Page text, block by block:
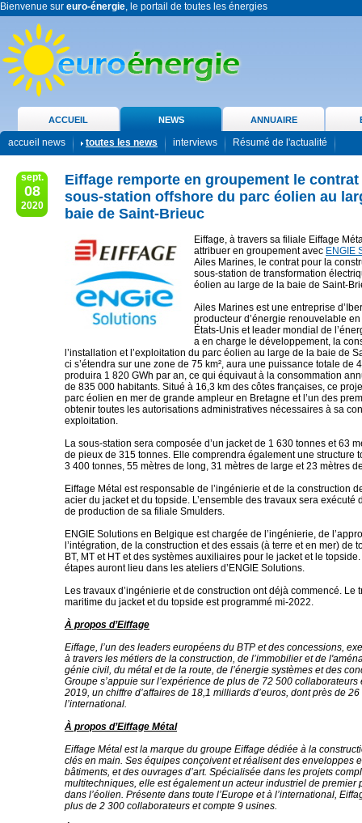
Bienvenue sur euro-énergie, le portail de toutes les énergies
ACCUEIL NEWS ANNUAIRE
accueil news toutes les news interviews Résumé de l'actualité
sept.
08
2020
Eiffage remporte en groupement le
sous-station offshore du parc éolien au
baie de Saint-Brieuc
Eiffage, à travers sa filiale Eiffage
attribuer en groupement avec ENGIE
Ailes Marines, le contrat pour la
sous-station de transformation
éolien au large de la baie de Saint-
Ailes Marines est une entreprise
producteur d’énergie renouvelable
États-Unis et leader mondial de
a en charge le développement, la
l’installation et l’exploitation du parc éolien au large de la baie de
ci s’étendra sur une zone de 75 km², aura une puissance totale de
produira 1 820 GWh par an, ce qui équivaut à la consommation
de 835 000 habitants. Situé à 16,3 km des côtes françaises, ce
parc éolien en mer de grande ampleur en Bretagne et l’un des
obtenir toutes les autorisations administratives nécessaires à sa
exploitation.
La sous-station sera composée d’un jacket de 1 630 tonnes et 63
de pieux de 315 tonnes. Elle comprendra également une structure
3 400 tonnes, 55 mètres de long, 31 mètres de large et 23 mètres
Eiffage Métal est responsable de l’ingénierie et de la construction
acier du jacket et du topside. L’ensemble des travaux sera exécuté
de production de sa filiale Smulders.
ENGIE Solutions en Belgique est chargée de l’ingénierie, de
l’intégration, de la construction et des essais (à terre et en mer) de
BT, MT et HT et des systèmes auxiliaires pour le jacket et le
étapes auront lieu dans les ateliers d’ENGIE Solutions.
Les travaux d’ingénierie et de construction ont déjà commencé. Le
maritime du jacket et du topside est programmé mi-2022.
À propos d’Eiffage
Eiffage, l’un des leaders européens du BTP et des concessions,
à travers les métiers de la construction, de l’immobilier et de
génie civil, du métal et de la route, de l’énergie systèmes et des
Groupe s’appuie sur l’expérience de plus de 72 500 collaborateurs
2019, un chiffre d’affaires de 18,1 milliards d’euros, dont près de 26
l’international.
À propos d’Eiffage Métal
Eiffage Métal est la marque du groupe Eiffage dédiée à la
clés en main. Ses équipes conçoivent et réalisent des enveloppes
bâtiments, et des ouvrages d’art. Spécialisée dans les projets
multitechniques, elle est également un acteur industriel de premier
dans l’éolien. Présente dans toute l’Europe et à l’international,
plus de 2 300 collaborateurs et compte 9 usines.